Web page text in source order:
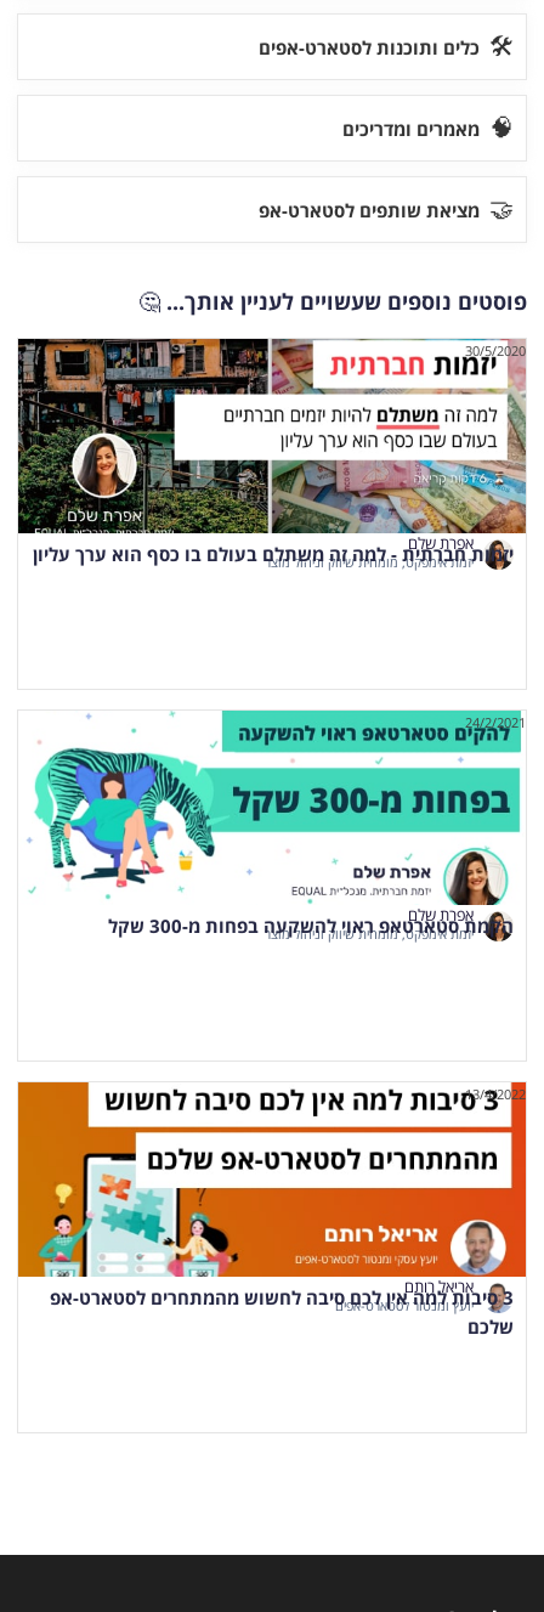
🛠 כלים ותוכנות לסטארט-אפים
🧠 מאמרים ומדריכים
🤝 מציאת שותפים לסטארט-אפ
פוסטים נוספים שעשויים לעניין אותך... 🤔
יזמות חברתית - למה זה משתלם בעולם בו כסף הוא ערך עליון
אפרת שלם
יזמת אימפקט, מומחית שיווק וניהול מוצר
30/5/2020
הקמת סטארטאפ ראוי להשקעה בפחות מ-300 שקל
אפרת שלם
יזמת אימפקט, מומחית שיווק וניהול מוצר
24/2/2021
3 סיבות למה אין לכם סיבה לחשוש מהמתחרים לסטארט-אפ
שלכם
אריאל רותם
יועץ ומנטור לסטארט-אפים
13/4/2022